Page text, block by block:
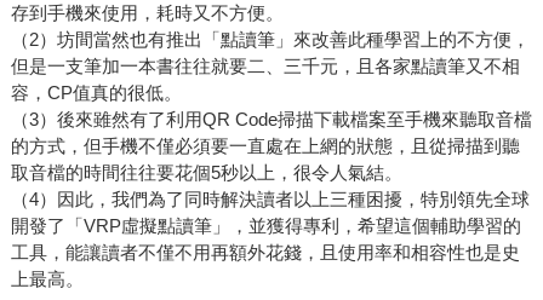
存到手機來使用，耗時又不方便。
（2）坊間當然也有推出「點讀筆」來改善此種學習上的不方便，
但是一支筆加一本書往往就要二、三千元，且各家點讀筆又不相
容，CP值真的很低。
（3）後來雖然有了利用QR Code掃描下載檔案至手機來聽取音檔
的方式，但手機不僅必須要一直處在上網的狀態，且從掃描到聽
取音檔的時間往往要花個5秒以上，很令人氣結。
（4）因此，我們為了同時解決讀者以上三種困擾，特別領先全球
開發了「VRP虛擬點讀筆」，並獲得專利，希望這個輔助學習的
工具，能讓讀者不僅不用再額外花錢，且使用率和相容性也是史
上最高。